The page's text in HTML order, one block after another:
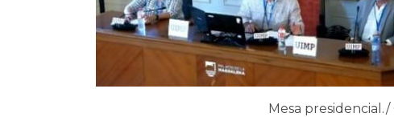
Mesa presidencial./